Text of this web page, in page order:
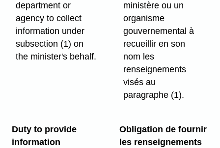
department or
agency to collect
information under
subsection (1) on
the minister's behalf.
ministère ou un
organisme
gouvernemental à
recueillir en son
nom les
renseignements
visés au
paragraphe (1).
Duty to provide
information
Obligation de fournir
les renseignements